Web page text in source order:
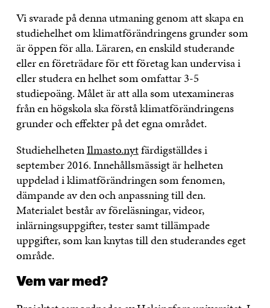
Vi svarade på denna utmaning genom att skapa en
studiehelhet om klimatförändringens grunder som
är öppen för alla. Läraren, en enskild studerande
eller en företrädare för ett företag kan undervisa i
eller studera en helhet som omfattar 3-5
studiepoäng. Målet är att alla som utexamineras
från en högskola ska förstå klimatförändringens
grunder och effekter på det egna området.
StudiehelhetenIlmasto.nytfärdigställdes i
september 2016. Innehållsmässigt är helheten
uppdelad i klimatförändringen som fenomen,
dämpande av den och anpassning till den.
Materialet består av föreläsningar, videor,
inlärningsuppgifter, tester samt tillämpade
uppgifter, som kan knytas till den studerandes eget
område.
Vem var med?